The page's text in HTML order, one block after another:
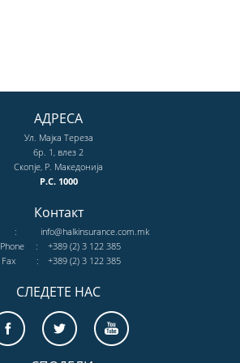
АДРЕСА
Ул. Мајка Тереза
бр. 1, влез 2
Скопје, Р. Македонија
P.C. 1000
Контакт
:
info@halkinsurance.com.mk
Phone
:
+389 (2) 3 122 385
Fax
: +389 (2) 3 122 385
СЛЕДЕТЕ НАС